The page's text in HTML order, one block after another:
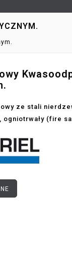
ze stali
ogniotrwały (fire